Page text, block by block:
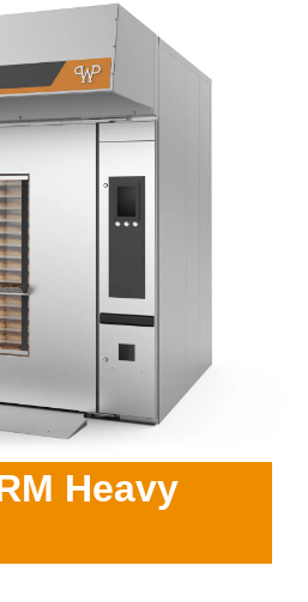
Heavy